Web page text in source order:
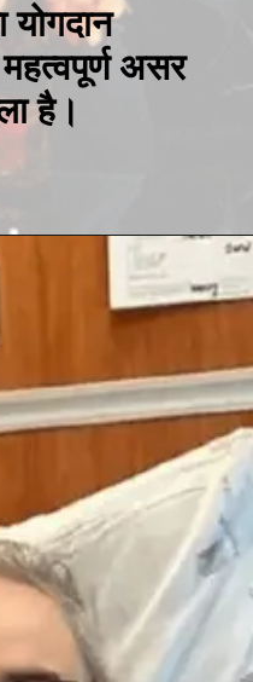
असर
है।